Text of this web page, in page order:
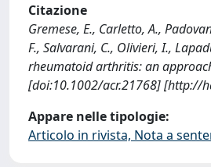
Citazione
Gremese, E., Carletto, A.,
F., Salvarani, C., Olivieri, I.,
rheumatoid arthritis: an approach
[doi:10.1002/acr.21768] [http://
Appare nelle tipologie:
Articolo in rivista, Nota a